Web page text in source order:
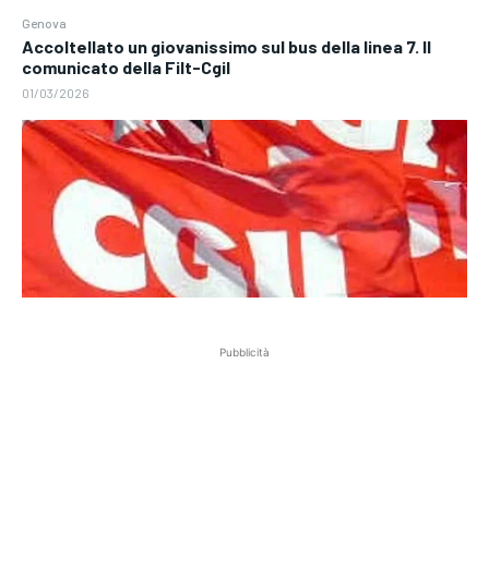
Genova
Accoltellato un giovanissimo sul bus della linea 7. Il
comunicato della Filt-Cgil
01/03/2026
Pubblicità